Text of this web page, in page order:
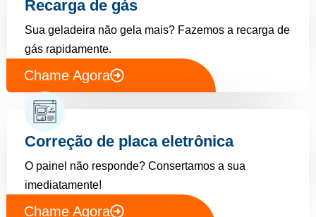
Recarga de gás
Sua geladeira não gela mais? Fazemos a recarga de
gás rapidamente.
Chame Agora
Correção de placa eletrônica
O painel não responde? Consertamos a sua
imediatamente!
Chame Agora